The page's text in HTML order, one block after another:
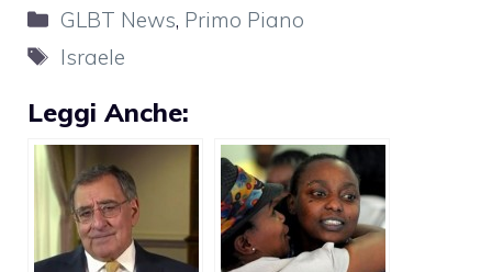
Categorie
GLBT News, Primo Piano
Tag
Israele
Leggi Anche: